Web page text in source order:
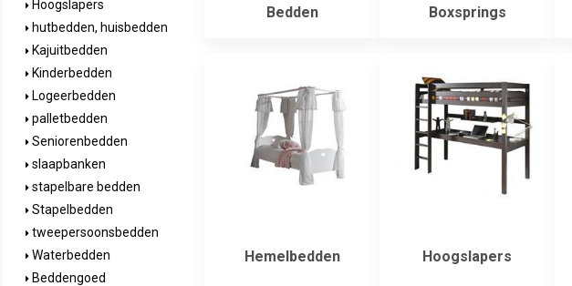
Hoogslapers
hutbedden, huisbedden
Kajuitbedden
Kinderbedden
Logeerbedden
palletbedden
Seniorenbedden
slaapbanken
stapelbare bedden
Stapelbedden
tweepersoonsbedden
Waterbedden
Beddengoed
Bedden Boxsprings
Hemelbedden Hoogslapers